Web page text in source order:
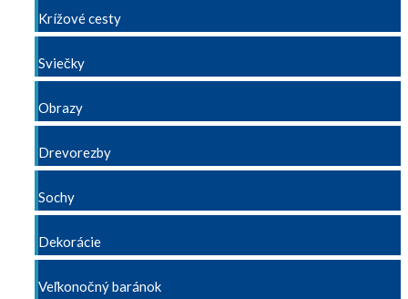
Krížové cesty
Sviečky
Obrazy
Drevorezby
Sochy
Dekorácie
Veľkonočný baránok